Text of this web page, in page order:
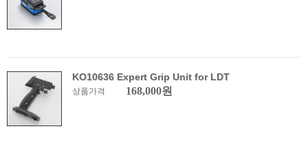
KO10636 Expert Grip Unit for LDT
상품가격 168,000원